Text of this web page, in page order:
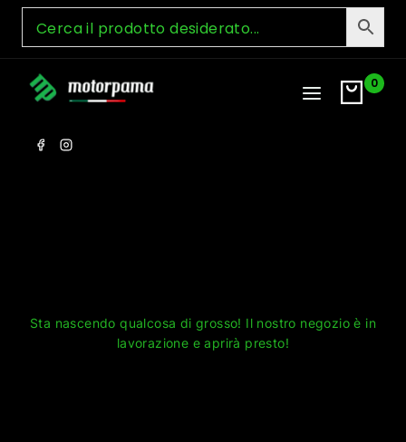
Skip
content
0
Sta nascendo qualcosa di grosso! Il nostro negozio è in
lavorazione e aprirà presto!